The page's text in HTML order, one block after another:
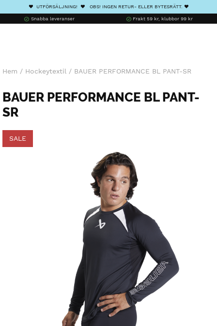
❤️ UTFÖRSÄLJNING! ❤️ OBS! INGEN RETUR- ELLER BYTESRÄTT. ❤️
Snabba leveranser Frakt 59 kr, klubbor 99 kr
Hem / Hockeytextil / BAUER PERFORMANCE BL PANT-SR
BAUER PERFORMANCE BL PANT-
SR
SALE